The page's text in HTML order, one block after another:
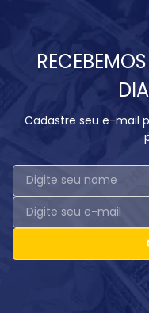
Cadastre seu e-mail